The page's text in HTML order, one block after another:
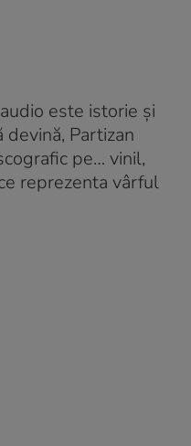
este istorie și
Partizan
pe… vinil,
reprezenta vârful